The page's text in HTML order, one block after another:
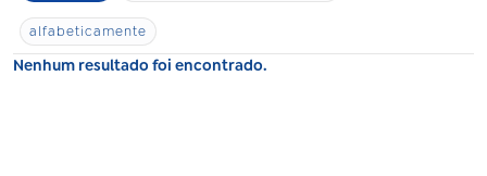
alfabeticamente
Nenhum resultado foi encontrado.